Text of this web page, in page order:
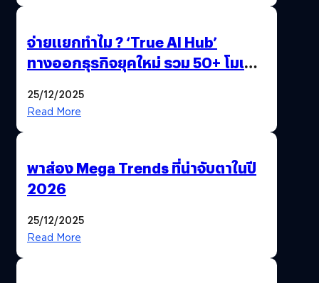
จ่ายแยกทำไม ? ‘True AI Hub’
ทางออกธุรกิจยุคใหม่ รวม 50+ โมเดล
25/12/2025
Read More
พาส่อง Mega Trends ที่น่าจับตาในปี
2026
25/12/2025
Read More